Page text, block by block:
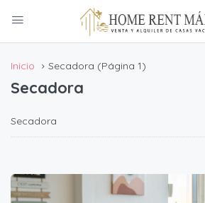
Inicio Secadora (Página 1)
Secadora
Secadora